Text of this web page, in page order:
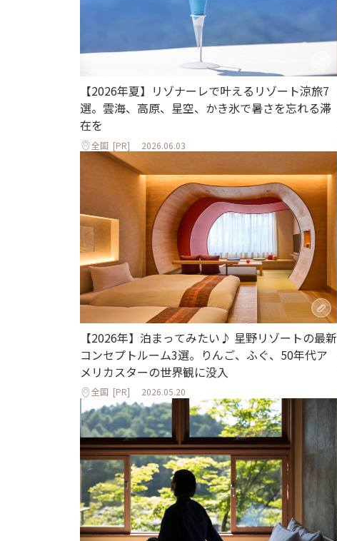
【2026年夏】リゾナーレで叶えるリゾート涼旅7
選。雲海、高原、星空、かき氷で暑さを忘れる滞
在を
全国 [PR] 2026.06.03
【2026年】泊まってみたい♪ 星野リゾートの最新
コンセプトルーム3選。りんご、ふぐ、50年代ア
メリカスターの世界観に没入
全国 [PR] 2026.05.20